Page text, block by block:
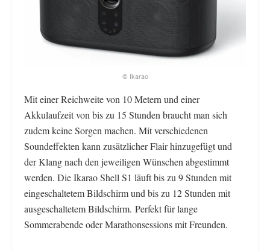
© Ikarao
Mit einer Reichweite von 10 Metern und einer
Akkulaufzeit von bis zu 15 Stunden braucht man sich
zudem keine Sorgen machen. Mit verschiedenen
Soundeffekten kann zusätzlicher Flair hinzugefügt und
der Klang nach den jeweiligen Wünschen abgestimmt
werden. Die Ikarao Shell S1 läuft bis zu 9 Stunden mit
eingeschaltetem Bildschirm und bis zu 12 Stunden mit
ausgeschaltetem Bildschirm. Perfekt für lange
Sommerabende oder Marathonsessions mit Freunden.